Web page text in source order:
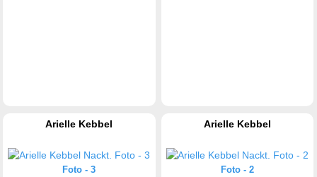
Arielle Kebbel
Foto - 3
Arielle Kebbel
Foto - 2